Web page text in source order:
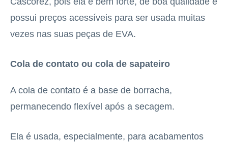
possui preços acessíveis para ser usada muitas
vezes nas suas peças de EVA.
Cola de contato ou cola de sapateiro
A cola de contato é a base de borracha,
permanecendo flexível após a secagem.
Ela é usada, especialmente, para acabamentos